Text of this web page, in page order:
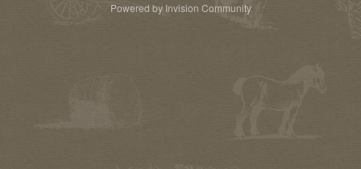
Powered by Invision Community